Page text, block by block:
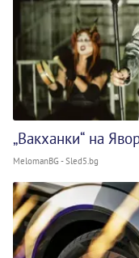
„Вакханки“ на
MelomanBG - Sled5.bg